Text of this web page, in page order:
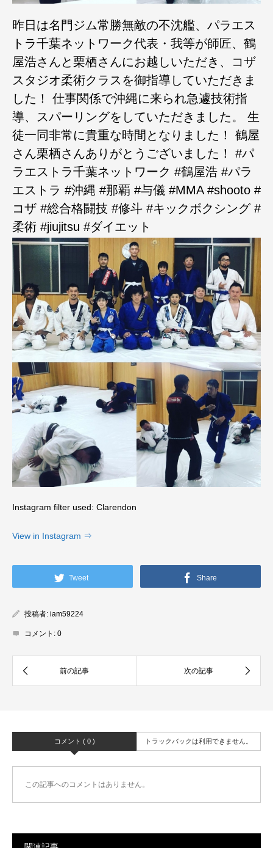
昨日は名門ジム常勝無敵の不沈艦、パラエス
トラ千葉ネットワーク代表・我等が師匠、鶴
屋浩さんと栗栖さんにお越しいただき、コザ
スタジオ柔術クラスを御指導していただきま
した！ 仕事関係で沖縄に来られ急遽技術指
導、スパーリングをしていただきました。 生
徒一同非常に貴重な時間となりました！ 鶴屋
さん栗栖さんありがとうございました！ #パ
ラエストラ千葉ネットワーク #鶴屋浩 #パラ
エストラ #沖縄 #那覇 #与儀 #MMA #shooto #
コザ #総合格闘技 #修斗 #キックボクシング #
柔術 #jiujitsu #ダイエット
Instagram filter used: Clarendon
View in Instagram ⇒
Tweet Share
投稿者: iam59224
コメント: 0
コメント ( 0 ) トラックバックは利用できません。
この記事へのコメントはありません。